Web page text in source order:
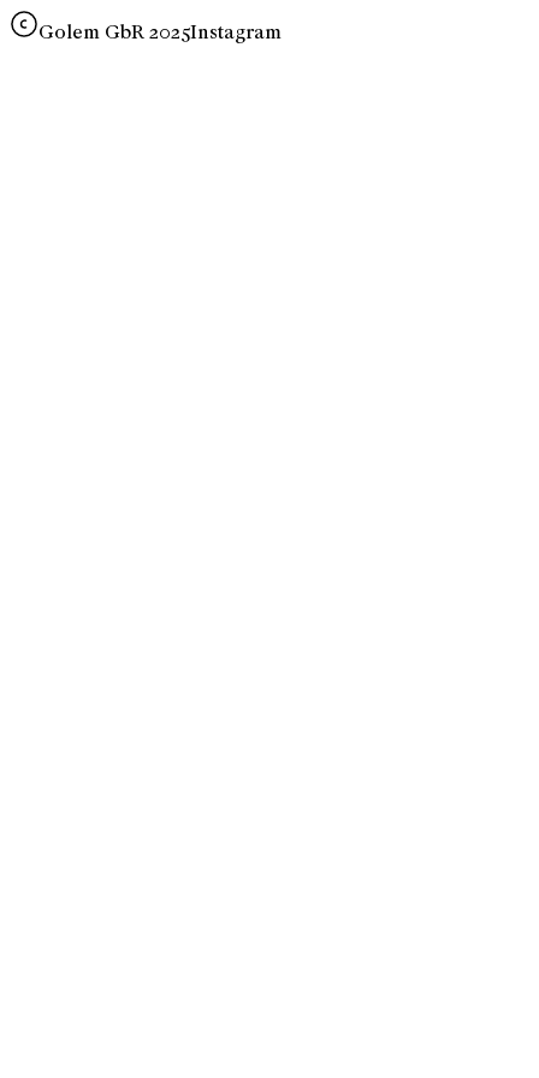
Golem GbR 2025Instagram